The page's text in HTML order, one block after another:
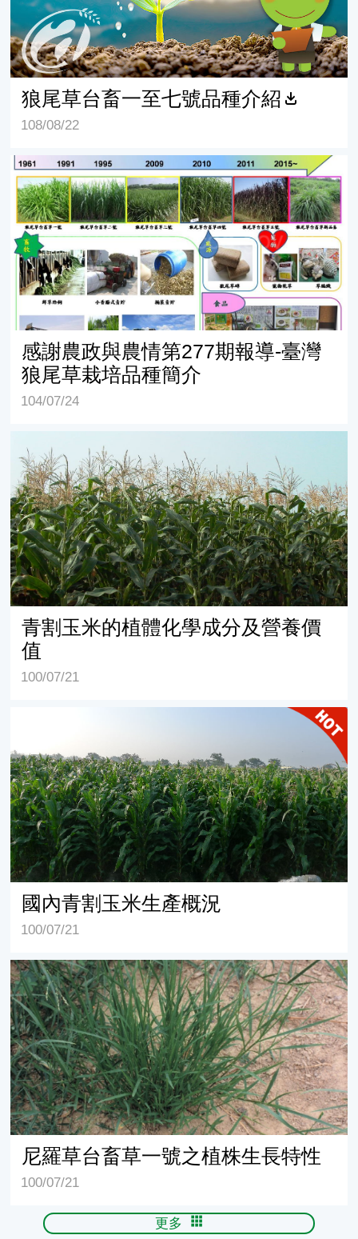
狼尾草台畜一至七號品種介紹
108/08/22
感謝農政與農情第277期報導-臺灣狼尾草栽培品種簡介
感謝農政與農情第277期報導-臺灣
狼尾草栽培品種簡介
104/07/24
青割玉米的植體化學成分及營養價
值
100/07/21
國內青割玉米生產概況
100/07/21
尼羅草台畜草一號之植株生長特性
尼羅草台畜草一號之植株生長特性
100/07/21
更多